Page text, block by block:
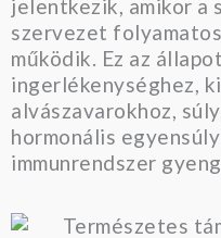
jelentkezik, amikor a
szervezet
működik. Ez az
ingerlékenységhez,
alvászavarokhoz,
hormonális
immunrendszer